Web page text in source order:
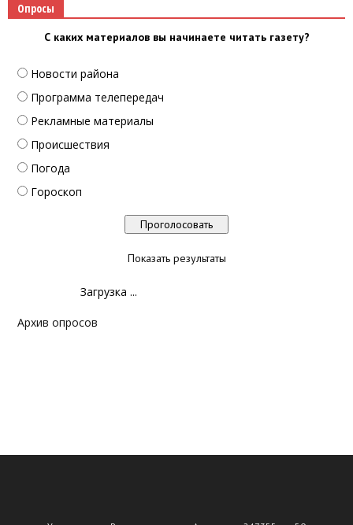
Опросы
С каких материалов вы начинаете читать газету?
Новости района
Программа телепередач
Рекламные материалы
Происшествия
Погода
Гороскоп
Показать результаты
Загрузка ...
Архив опросов